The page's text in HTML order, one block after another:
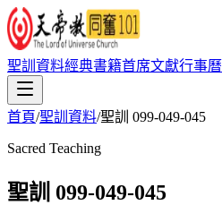
聖訓資料經典書籍首席文獻行事曆
首頁/聖訓資料/聖訓 099-049-045
Sacred Teaching
聖訓 099-049-045